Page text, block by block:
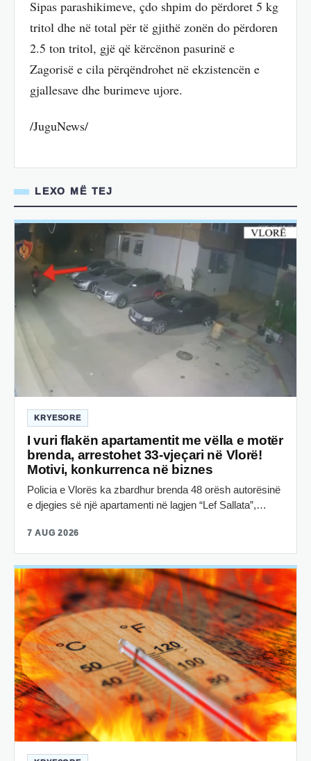
Sipas parashikimeve, çdo shpim do përdoret 5 kg
tritol dhe në total për të gjithë zonën do përdoren
2.5 ton tritol, gjë që kërcënon pasurinë e
Zagorisë e cila përqëndrohet në ekzistencën e
gjallesave dhe burimeve ujore.
/JuguNews/
LEXO MË TEJ
KRYESORE
I vuri flakën apartamentit me vëlla e motër
brenda, arrestohet 33-vjeçari në Vlorë!
Motivi, konkurrenca në biznes
Policia e Vlorës ka zbardhur brenda 48 orësh autorësinë
e djegies së një apartamenti në lagjen “Lef Sallata”,…
7 AUG 2026